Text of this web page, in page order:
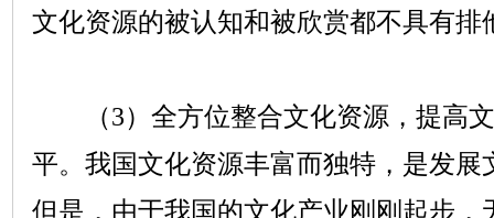
文化资源的被认知和被欣赏都不具有排
（3）全方位整合文化资源，提高
平。我国文化资源丰富而独特，是发展
但是，由于我国的文化产业刚刚起步，